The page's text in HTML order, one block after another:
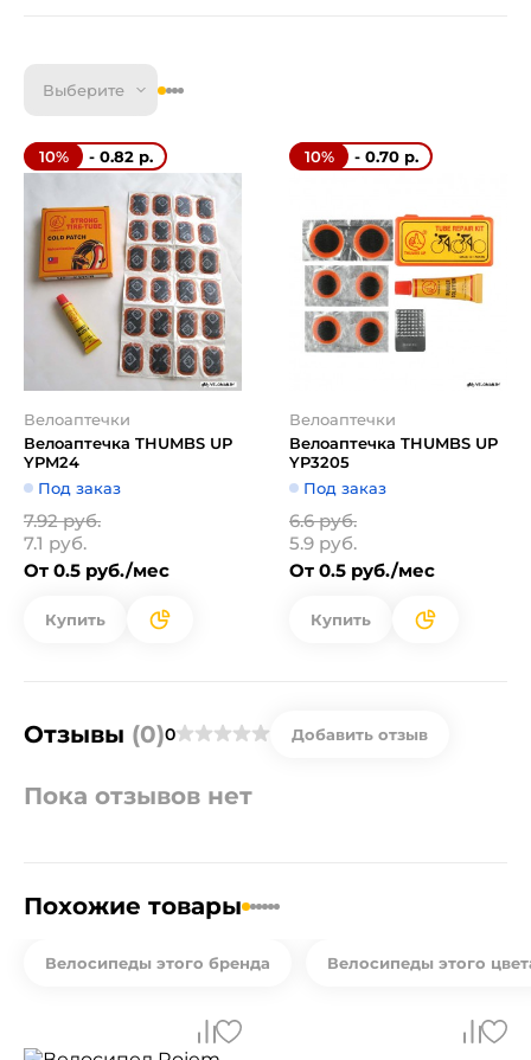
Выберите
10% - 0.82 р.
Велоаптечки
Велоаптечка THUMBS UP
YPM24
Под заказ
7.92 руб.
7.1 руб.
От 0.5 руб./мес
Купить
10% - 0.70 р.
Велоаптечки
Велоаптечка THUMBS UP
YP3205
Под заказ
6.6 руб.
5.9 руб.
От 0.5 руб./мес
Купить
Отзывы (0)0 Добавить отзыв
Пока отзывов нет
Похожие товары
Велосипеды этого бренда Велосипеды этого